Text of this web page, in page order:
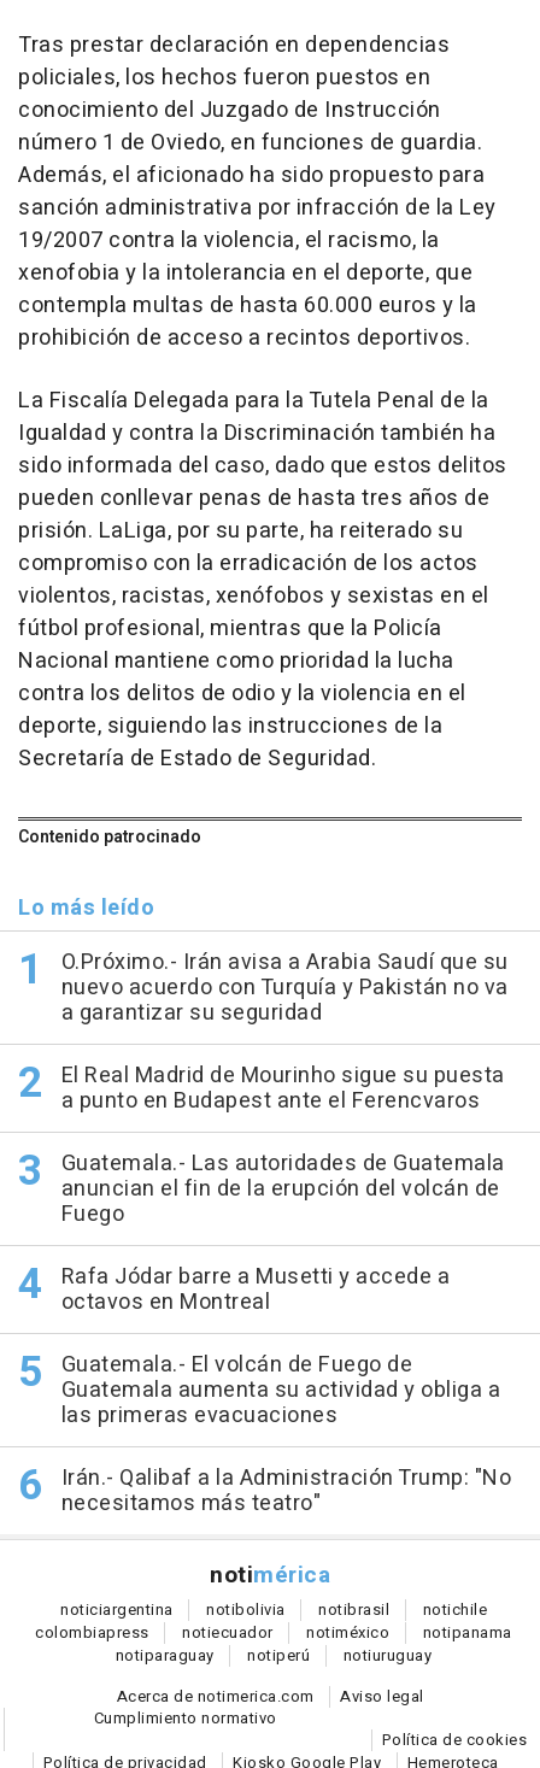
Tras prestar declaración en dependencias
policiales, los hechos fueron puestos en
conocimiento del Juzgado de Instrucción
número 1 de Oviedo, en funciones de guardia.
Además, el aficionado ha sido propuesto para
sanción administrativa por infracción de la Ley
19/2007 contra la violencia, el racismo, la
xenofobia y la intolerancia en el deporte, que
contempla multas de hasta 60.000 euros y la
prohibición de acceso a recintos deportivos.
La Fiscalía Delegada para la Tutela Penal de la
Igualdad y contra la Discriminación también ha
sido informada del caso, dado que estos delitos
pueden conllevar penas de hasta tres años de
prisión. LaLiga, por su parte, ha reiterado su
compromiso con la erradicación de los actos
violentos, racistas, xenófobos y sexistas en el
fútbol profesional, mientras que la Policía
Nacional mantiene como prioridad la lucha
contra los delitos de odio y la violencia en el
deporte, siguiendo las instrucciones de la
Secretaría de Estado de Seguridad.
Contenido patrocinado
Lo más leído
O.Próximo.- Irán avisa a Arabia Saudí que su
nuevo acuerdo con Turquía y Pakistán no va
a garantizar su seguridad
El Real Madrid de Mourinho sigue su puesta
a punto en Budapest ante el Ferencvaros
Guatemala.- Las autoridades de Guatemala
anuncian el fin de la erupción del volcán de
Fuego
Rafa Jódar barre a Musetti y accede a
octavos en Montreal
Guatemala.- El volcán de Fuego de
Guatemala aumenta su actividad y obliga a
las primeras evacuaciones
Irán.- Qalibaf a la Administración Trump: "No
necesitamos más teatro"
notimérica
noticiargentina notibolivia notibrasil notichile
colombiapress notiecuador notiméxico notipanama
notiparaguay notiperú notiuruguay
Acerca de notimerica.com
Aviso legal
Cumplimiento normativo
Política de cookies
Política de privacidad
Kiosko Google Play Hemeroteca